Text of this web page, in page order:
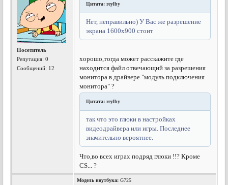
Посетитель
Репутация:0
Сообщений: 12
Цитата: reylby
Нет, неправильно) У Вас же разрешение
экрана 1600х900 стоит
хорошо,тогда может расскажите где
находится файл отвечающий за разрешения
монитора в драйвере "модуль подключения
монитора" ?
Цитата: reylby
так что это глюки в настройках
видеодрайвера или игры. Последнее
значительно вероятнее.
Что,во всех играх подряд глюки !!? Кроме
CS... ?
Модель ноутбука: G725